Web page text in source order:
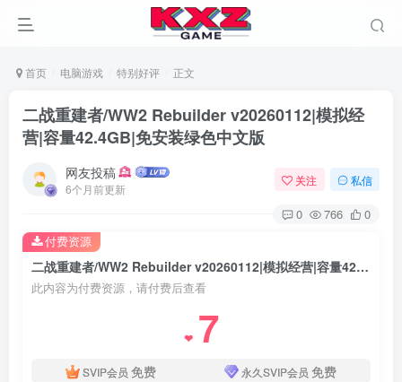
首页 电脑游戏 特别好评 正文
二战重建者/WW2 Rebuilder v20260112|模拟经
营|容量42.4GB|免安装绿色中文版
网友投稿
6个月前更新
关注 私信
0 766 0
二战重建者/WW2 Rebuilder v20260112|模拟经营|容量42.4GB|免安装绿色中文版
此内容为付费资源，请付费后查看
❤ 7
SVIP会员 免费 永久SVIP会员 免费
付费资源